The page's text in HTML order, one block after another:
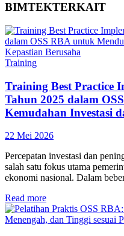
BIMTEKTERKAIT
Training
Training Best Practice
Tahun 2025 dalam
Kemudahan Investasi
22 Mei 2026
Percepatan investasi dan
salah satu fokus utama
ekonomi nasional. Dalam
Read more